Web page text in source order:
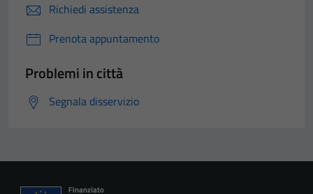
Richiedi assistenza
Prenota appuntamento
Problemi in città
Segnala disservizio